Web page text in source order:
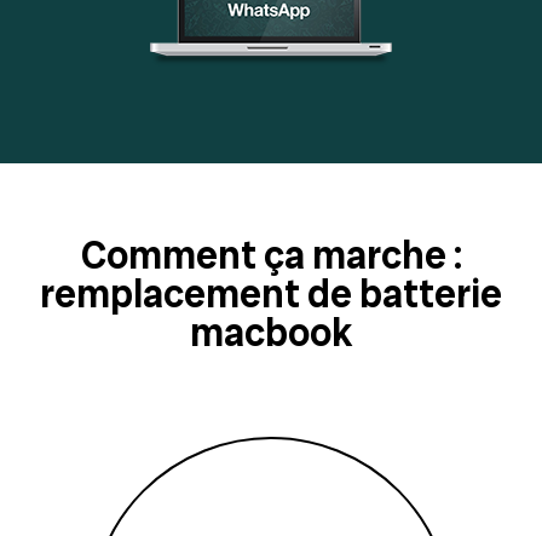
Comment ça marche :
remplacement de batterie
macbook